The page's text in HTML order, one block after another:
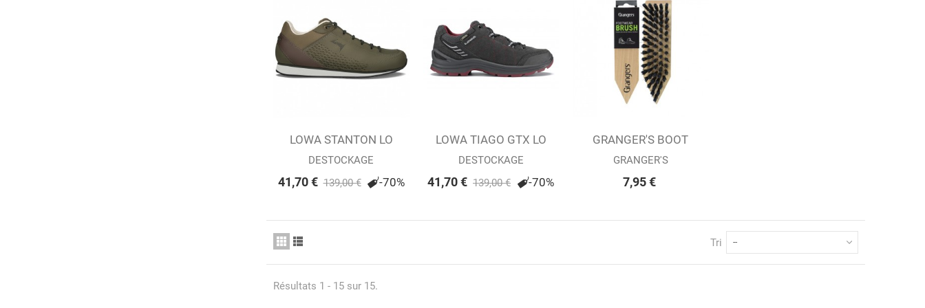
Ajouter au panier
LOWA STANTON LO
OLIVE (M)
DESTOCKAGE
41,70 € 139,00 € -70%
Ajouter au panier
LOWA TIAGO GTX LO
W'S...
DESTOCKAGE
41,70 € 139,00 € -70%
Ajouter au panier
GRANGER'S BOOT
BRUSH
GRANGER'S
7,95 €
Tri --
Résultats 1 - 15 sur 15.